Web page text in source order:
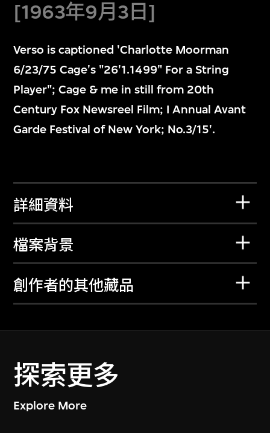
[1963年9月3日]
Verso is captioned 'Charlotte Moorman
6/23/75 Cage's "26'1.1499" For a String
Player"; Cage & me in still from 20th
Century Fox Newsreel Film; I Annual Avant
Garde Festival of New York; No.3/15'.
詳細資料
檔案背景
創作者的其他藏品
探索更多
Explore More